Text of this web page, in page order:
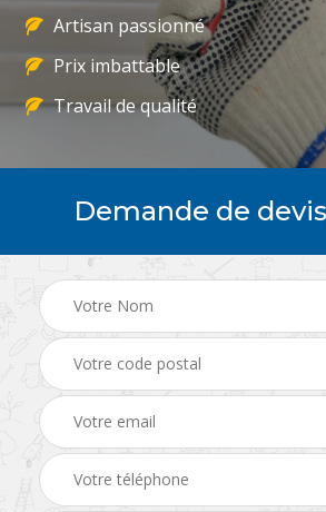
Artisan passionné
Prix imbattable
Travail de qualité
Demande de